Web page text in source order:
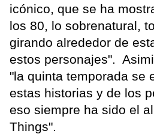
icónico, que se ha
los 80, lo sobrenatural,
girando alrededor de
estos personajes".
"la quinta temporada se
estas historias y de los
eso siempre ha sido el
Things".